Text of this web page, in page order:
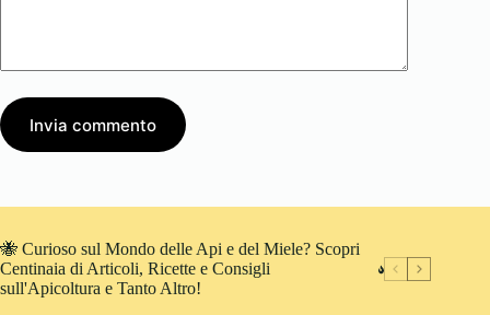
Invia commento
🐝 Curioso sul Mondo delle Api e del Miele? Scopri
Centinaia di Articoli, Ricette e Consigli
sull'Apicoltura e Tanto Altro!